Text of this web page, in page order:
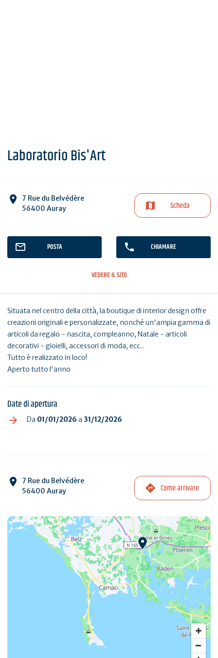
Laboratorio Bis'Art
7 Rue du Belvédère
56400 Auray
Scheda
POSTA CHIAMARE
VEDERE IL SITO
Situata nel centro della città, la boutique di interior design offre
creazioni originali e personalizzate, nonché un'ampia gamma di
articoli da regalo - nascita, compleanno, Natale - articoli
decorativi - gioielli, accessori di moda, ecc...
Tutto è realizzato in loco!
Aperto tutto l'anno
Date di apertura
Da 01/01/2026 a 31/12/2026
7 Rue du Belvédère
56400 Auray
Come arrivare